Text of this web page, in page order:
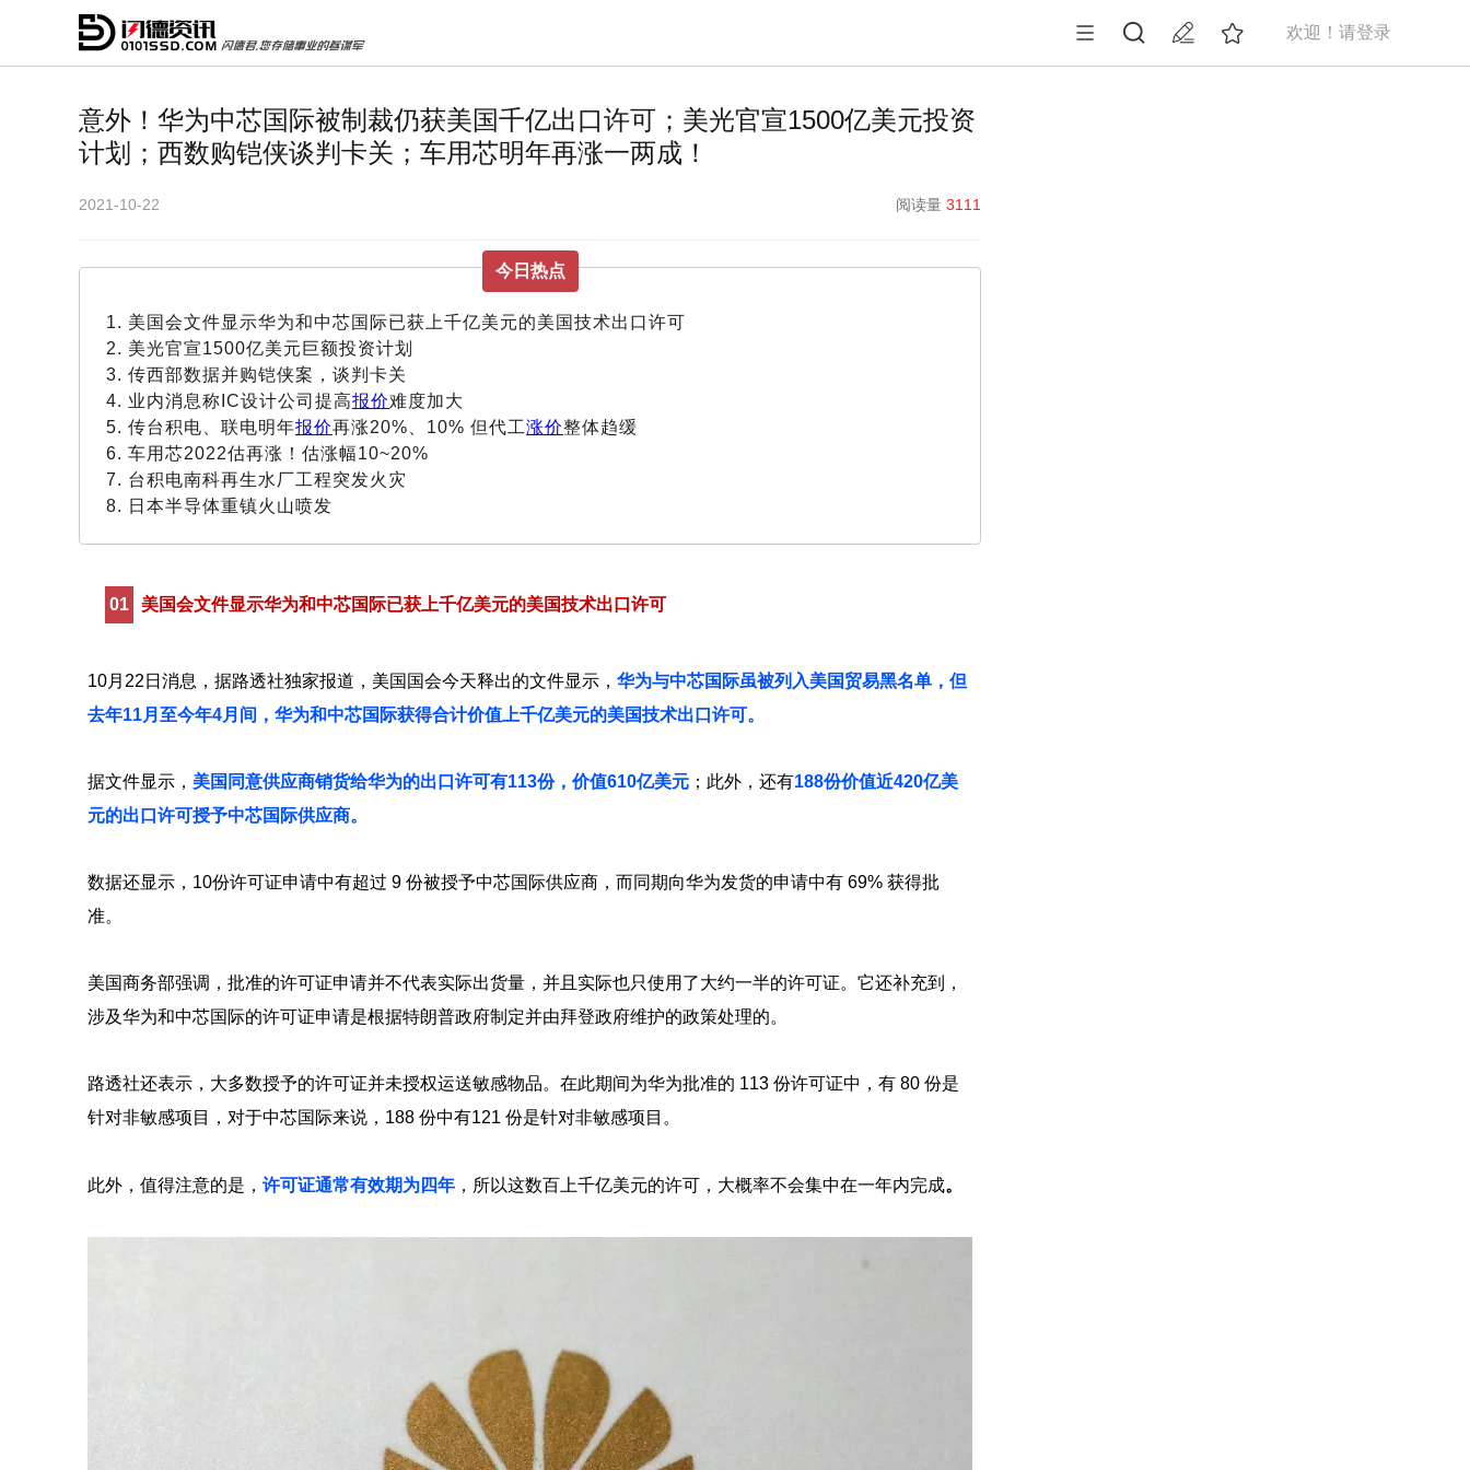
欢迎！请登录
意外！华为中芯国际被制裁仍获美国千亿出口许可；美光官宣1500亿美元投资
计划；西数购铠侠谈判卡关；车用芯明年再涨一两成！
2021-10-22 阅读量 3111
今日热点
1. 美国会文件显示华为和中芯国际已获上千亿美元的美国技术出口许可
2. 美光官宣1500亿美元巨额投资计划
3. 传西部数据并购铠侠案，谈判卡关
4. 业内消息称IC设计公司提高报价难度加大
5. 传台积电、联电明年报价再涨20%、10% 但代工涨价整体趋缓
6. 车用芯2022估再涨！估涨幅10~20%
7. 台积电南科再生水厂工程突发火灾
8. 日本半导体重镇火山喷发
01 美国会文件显示华为和中芯国际已获上千亿美元的美国技术出口许可
10月22日消息，据路透社独家报道，美国国会今天释出的文件显示， 华为与中芯国际虽被列入美国贸易黑名单，但
去年11月至今年4月间，华为和中芯国际获得合计价值上千亿美元的美国技术出口许可。
据文件显示， 美国同意供应商销货给华为的出口许可有113份，价值610亿美元 ；此外，还有188份价值近420亿美
元的出口许可授予中芯国际供应商。
数据还显示，10份许可证申请中有超过 9 份被授予中芯国际供应商，而同期向华为发货的申请中有 69% 获得批
准。
美国商务部强调，批准的许可证申请并不代表实际出货量，并且实际也只使用了大约一半的许可证。它还补充到，
涉及华为和中芯国际的许可证申请是根据特朗普政府制定并由拜登政府维护的政策处理的。
路透社还表示，大多数授予的许可证并未授权运送敏感物品。在此期间为华为批准的 113 份许可证中，有 80 份是
针对非敏感项目，对于中芯国际来说，188 份中有121 份是针对非敏感项目。
此外，值得注意的是， 许可证通常有效期为四年 ，所以这数百上千亿美元的许可，大概率不会集中在一年内完成。